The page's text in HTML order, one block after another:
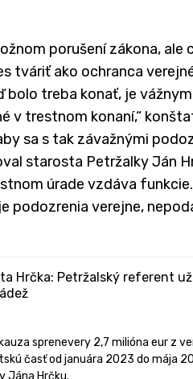
porušení zákona, ale
tváriť ako ochranca
bolo treba konať, je
v trestnom konaní,“
sa s tak závažnými
starosta Petržalky Ján
úrade vzdáva
podozrenia verejne,
Hrčka: Petržalský referent
sprenevery 2,7 milióna eur z
časť od januára 2023 do mája
Jána Hrčku.